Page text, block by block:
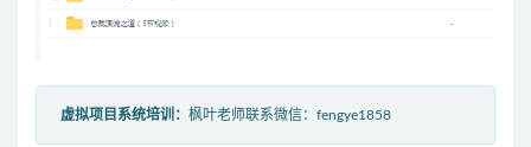
虚拟项目系统培训： 枫叶老师联系微信：fengye1858